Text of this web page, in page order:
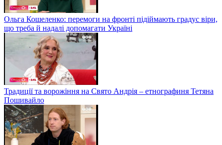
Ольга Кошеленко: перемоги на фронті підіймають градус віри,
що треба й надалі допомагати Україні
Традиції та ворожіння на Свято Андрія – етнографиня Тетяна
Пошивайло